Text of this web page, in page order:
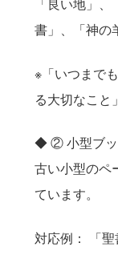
書」、「神の
※「いつまで
る大切なこと
◆ ② 小型ブッ
古い小型のペ
ています。
対応例： 「